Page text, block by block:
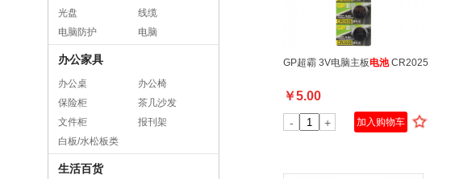
光盘
线缆
电脑防护
电脑
办公家具
办公桌
办公椅
保险柜
茶几沙发
文件柜
报刊架
白板/水松板类
生活百货
GP超霸 3V电脑主板电池CR2025
￥5.00
- + 加入购物车